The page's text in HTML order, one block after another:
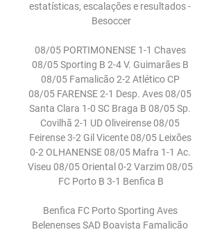
estatísticas, escalações e resultados -
Besoccer
08/05 PORTIMONENSE 1-1 Chaves
08/05 Sporting B 2-4 V. Guimarães B
08/05 Famalicão 2-2 Atlético CP
08/05 FARENSE 2-1 Desp. Aves 08/05
Santa Clara 1-0 SC Braga B 08/05 Sp.
Covilhã 2-1 UD Oliveirense 08/05
Feirense 3-2 Gil Vicente 08/05 Leixões
0-2 OLHANENSE 08/05 Mafra 1-1 Ac.
Viseu 08/05 Oriental 0-2 Varzim 08/05
FC Porto B 3-1 Benfica B
Benfica FC Porto Sporting Aves
Belenenses SAD Boavista Famalicão